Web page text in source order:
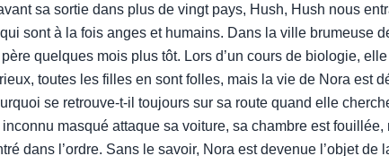
sa sortie dans plus de vingt pays, Hush, Hush nous
sont à la fois anges et humains. Dans la ville brumeuse
quelques mois plus tôt. Lors d’un cours de biologie,
toutes les filles en sont folles, mais la vie de Nora est
se retrouve-t-il toujours sur sa route quand elle
masqué attaque sa voiture, sa chambre est
dans l’ordre. Sans le savoir, Nora est devenue l’objet